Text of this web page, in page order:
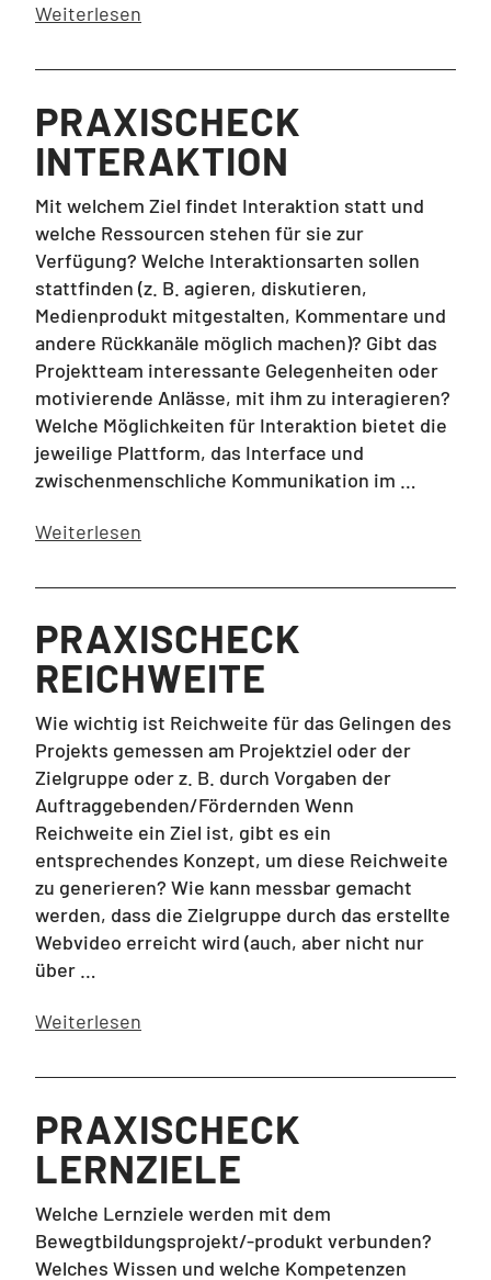
Weiterlesen
PRAXISCHECK
INTERAKTION
Mit welchem Ziel findet Interaktion statt und
welche Ressourcen stehen für sie zur
Verfügung? Welche Interaktionsarten sollen
stattfinden (z. B. agieren, diskutieren,
Medienprodukt mitgestalten, Kommentare und
andere Rückkanäle möglich machen)? Gibt das
Projektteam interessante Gelegenheiten oder
motivierende Anlässe, mit ihm zu interagieren?
Welche Möglichkeiten für Interaktion bietet die
jeweilige Plattform, das Interface und
zwischenmenschliche Kommunikation im …
Weiterlesen
PRAXISCHECK
REICHWEITE
Wie wichtig ist Reichweite für das Gelingen des
Projekts gemessen am Projektziel oder der
Zielgruppe oder z. B. durch Vorgaben der
Auftraggebenden/Fördernden Wenn
Reichweite ein Ziel ist, gibt es ein
entsprechendes Konzept, um diese Reichweite
zu generieren? Wie kann messbar gemacht
werden, dass die Zielgruppe durch das erstellte
Webvideo erreicht wird (auch, aber nicht nur
über …
Weiterlesen
PRAXISCHECK
LERNZIELE
Welche Lernziele werden mit dem
Bewegtbildungsprojekt/-produkt verbunden?
Welches Wissen und welche Kompetenzen